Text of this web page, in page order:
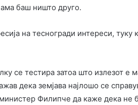
ама баш ништо друго.
на тесногради интереси, туку
се тестира затоа што излезот е
дека земјава најлошо се
Филипче да каже дека не